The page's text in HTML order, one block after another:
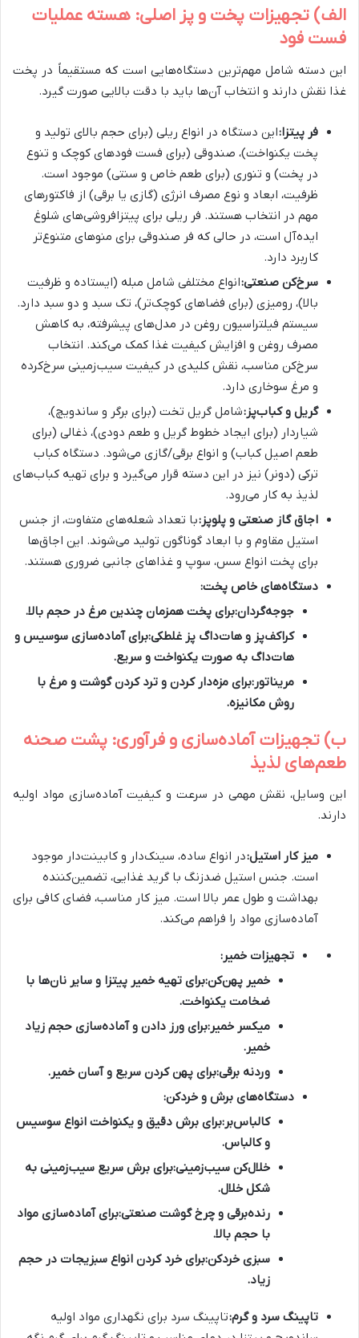
الف) تجهیزات پخت و پز اصلی: هسته عملیات
فست فود
این دسته شامل مهم‌ترین دستگاه‌هایی است که مستقیماً در پخت
غذا نقش دارند و انتخاب آن‌ها باید با دقت بالایی صورت گیرد.
فر پیتزا:این دستگاه در انواع ریلی (برای حجم بالای تولید و
پخت یکنواخت)، صندوقی (برای فست فودهای کوچک و تنوع
در پخت) و تنوری (برای طعم خاص و سنتی) موجود است.
ظرفیت، ابعاد و نوع مصرف انرژی (گازی یا برقی) از فاکتورهای
مهم در انتخاب هستند. فر ریلی برای پیتزافروشی‌های شلوغ
ایده‌آل است، در حالی که فر صندوقی برای منوهای متنوع‌تر
کاربرد دارد.
سرخ‌کن صنعتی:انواع مختلفی شامل مبله (ایستاده و ظرفیت
بالا)، رومیزی (برای فضاهای کوچک‌تر)، تک سبد و دو سبد دارد.
سیستم فیلتراسیون روغن در مدل‌های پیشرفته، به کاهش
مصرف روغن و افزایش کیفیت غذا کمک می‌کند. انتخاب
سرخ‌کن مناسب، نقش کلیدی در کیفیت سیب‌زمینی سرخ‌کرده
و مرغ سوخاری دارد.
گریل و کباب‌پز:شامل گریل تخت (برای برگر و ساندویچ)،
شیاردار (برای ایجاد خطوط گریل و طعم دودی)، ذغالی (برای
طعم اصیل کباب) و انواع برقی/گازی می‌شود. دستگاه کباب
ترکی (دونر) نیز در این دسته قرار می‌گیرد و برای تهیه کباب‌های
لذیذ به کار می‌رود.
اجاق گاز صنعتی و پلوپز:با تعداد شعله‌های متفاوت، از جنس
استیل مقاوم و با ابعاد گوناگون تولید می‌شوند. این اجاق‌ها
برای پخت انواع سس، سوپ و غذاهای جانبی ضروری هستند.
دستگاه‌های خاص پخت:
جوجه‌گردان:برای پخت همزمان چندین مرغ در حجم بالا.
کراکف‌پز و هات‌داگ پز غلطکی:برای آماده‌سازی سوسیس و
هات‌داگ به صورت یکنواخت و سریع.
مریناتور:برای مزه‌دار کردن و ترد کردن گوشت و مرغ با
روش مکانیزه.
ب) تجهیزات آماده‌سازی و فرآوری: پشت صحنه
طعم‌های لذیذ
این وسایل، نقش مهمی در سرعت و کیفیت آماده‌سازی مواد اولیه
دارند.
میز کار استیل:در انواع ساده، سینک‌دار و کابینت‌دار موجود
است. جنس استیل ضدزنگ با گرید غذایی، تضمین‌کننده
بهداشت و طول عمر بالا است. میز کار مناسب، فضای کافی برای
آماده‌سازی مواد را فراهم می‌کند.
تجهیزات خمیر:
خمیر پهن‌کن:برای تهیه خمیر پیتزا و سایر نان‌ها با
ضخامت یکنواخت.
میکسر خمیر:برای ورز دادن و آماده‌سازی حجم زیاد
خمیر.
وردنه برقی:برای پهن کردن سریع و آسان خمیر.
دستگاه‌های برش و خردکن:
کالباس‌بر:برای برش دقیق و یکنواخت انواع سوسیس
و کالباس.
خلال‌کن سیب‌زمینی:برای برش سریع سیب‌زمینی به
شکل خلال.
رنده‌برقی و چرخ گوشت صنعتی:برای آماده‌سازی مواد
با حجم بالا.
سبزی خردکن:برای خرد کردن انواع سبزیجات در حجم
زیاد.
تاپینگ سرد و گرم:تاپینگ سرد برای نگهداری مواد اولیه